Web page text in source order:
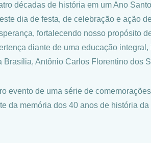
décadas de história em um Ano
dia de festa, de celebração e ação
fortalecendo nosso propósito
diante de uma educação
Brasília, Antônio Carlos Florentino dos
evento de uma série de
da memória dos 40 anos de história